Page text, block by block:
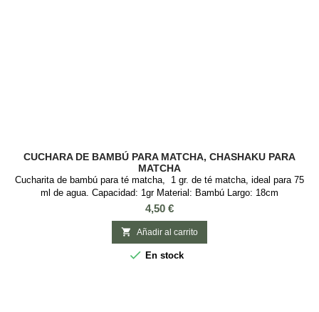
CUCHARA DE BAMBÚ PARA MATCHA, CHASHAKU PARA
MATCHA
Cucharita de bambú para té matcha, 1 gr. de té matcha, ideal para 75
ml de agua. Capacidad: 1gr Material: Bambú Largo: 18cm
Precio
4,50 €
 Añadir al carrito
 En stock